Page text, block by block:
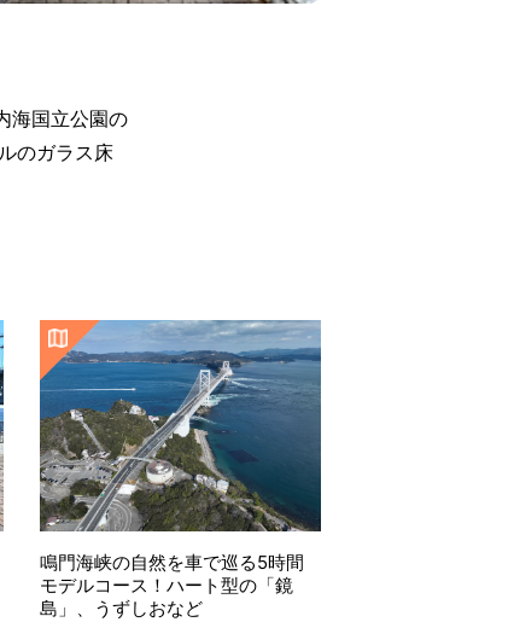
海国立公園の
のガラス床
鳴門海峡の自然を車で巡る5時間
モデルコース！ハート型の「鏡
島」、うずしおなど